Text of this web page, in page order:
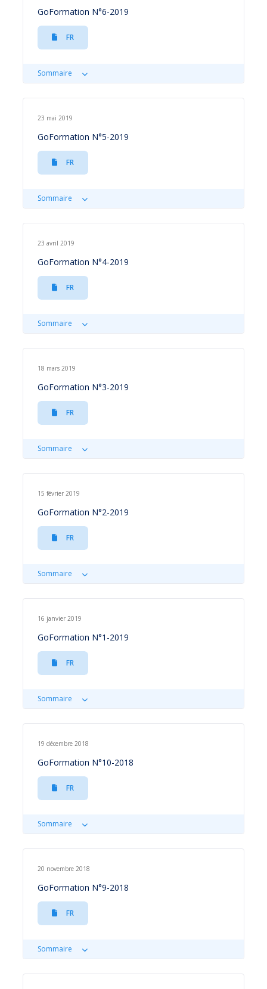
GoFormation N°6-2019
FR
Sommaire
23 mai 2019
GoFormation N°5-2019
FR
Sommaire
23 avril 2019
GoFormation N°4-2019
FR
Sommaire
18 mars 2019
GoFormation N°3-2019
FR
Sommaire
15 février 2019
GoFormation N°2-2019
FR
Sommaire
16 janvier 2019
GoFormation N°1-2019
FR
Sommaire
19 décembre 2018
GoFormation N°10-2018
FR
Sommaire
20 novembre 2018
GoFormation N°9-2018
FR
Sommaire